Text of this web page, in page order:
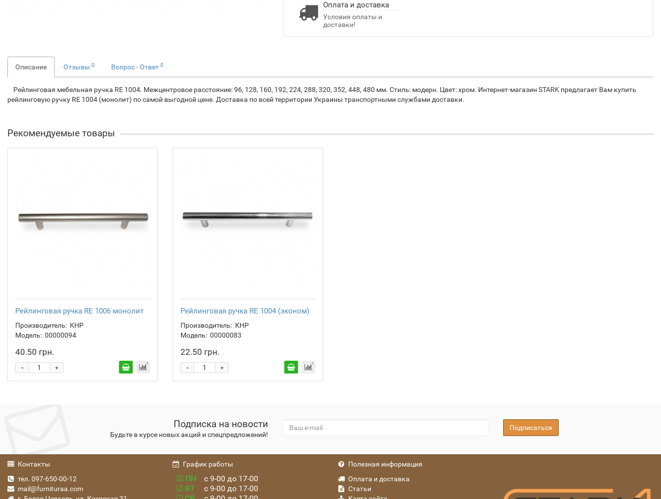
Оплата и доставка
Условия оплаты и
доставки!
Описание Отзывы 0 Вопрос - Ответ 0
Рейлинговая мебельная ручка RE 1004. Межцентровое расстояние: 96, 128, 160, 192, 224, 288, 320, 352, 448, 480 мм. Стиль: модерн. Цвет: хром. Интернет-магазин STARK предлагает Вам купить
рейлинговую ручку RE 1004 (монолит) по самой выгодной цене. Доставка по всей территории Украины транспортными службами доставки.
Рекомендуемые товары
Рейлинговая ручка RE 1006 монолит
Производитель: КНР
Модель: 00000094
40.50 грн.
+
-
Рейлинговая ручка RE 1004 (эконом)
Производитель: КНР
Модель: 00000083
22.50 грн.
+
-
Подписка на новости
Будьте в курсе новых акций и спецпредложений!
Подписаться
Контакты
тел. 097-650-00-12
mail@furnituraa.com
График работы
☑ ПН
с 9-00 до 17-00
☑ ВТ
с 9-00 до 17-00
Полезная информация
Оплата и доставка
Статьи